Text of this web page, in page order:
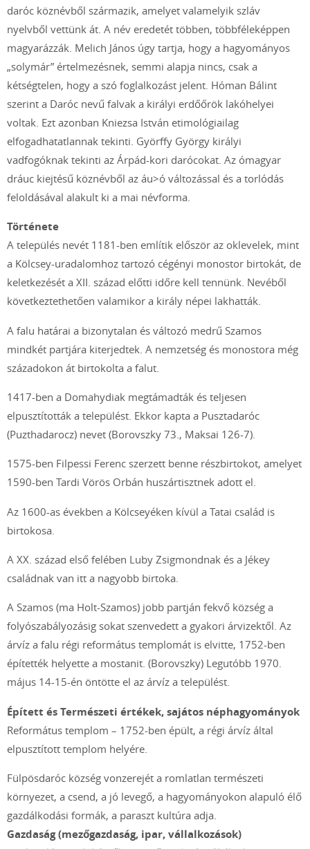
daróc köznévből származik, amelyet valamelyik szláv
nyelvből vettünk át. A név eredetét többen, többféleképpen
magyarázzák. Melich János úgy tartja, hogy a hagyományos
„solymár” értelmezésnek, semmi alapja nincs, csak a
kétségtelen, hogy a szó foglalkozást jelent. Hóman Bálint
szerint a Daróc nevű falvak a királyi erdőőrök lakóhelyei
voltak. Ezt azonban Kniezsa István etimológiailag
elfogadhatatlannak tekinti. Györffy György királyi
vadfogóknak tekinti az Árpád-kori darócokat. Az ómagyar
dráuc kiejtésű köznévből az áu>ó változással és a torlódás
feloldásával alakult ki a mai névforma.
Története
A település nevét 1181-ben említik először az oklevelek, mint
a Kölcsey-uradalomhoz tartozó cégényi monostor birtokát, de
keletkezését a XII. század előtti időre kell tennünk. Nevéből
következtethetően valamikor a király népei lakhatták.
A falu határai a bizonytalan és változó medrű Szamos
mindkét partjára kiterjedtek. A nemzetség és monostora még
századokon át birtokolta a falut.
1417-ben a Domahydiak megtámadták és teljesen
elpusztították a települést. Ekkor kapta a Pusztadaróc
(Puzthadarocz) nevet (Borovszky 73., Maksai 126-7).
1575-ben Filpessi Ferenc szerzett benne részbirtokot, amelyet
1590-ben Tardi Vörös Orbán huszártisztnek adott el.
Az 1600-as években a Kölcseyéken kívül a Tatai család is
birtokosa.
A XX. század első felében Luby Zsigmondnak és a Jékey
családnak van itt a nagyobb birtoka.
A Szamos (ma Holt-Szamos) jobb partján fekvő község a
folyószabályozásig sokat szenvedett a gyakori árvizektől. Az
árvíz a falu régi református templomát is elvitte, 1752-ben
építették helyette a mostanit. (Borovszky) Legutóbb 1970.
május 14-15-én öntötte el az árvíz a települést.
Épített és Természeti értékek, sajátos néphagyományok
Református templom – 1752-ben épült, a régi árvíz által
elpusztított templom helyére.
Fülpösdaróc község vonzerejét a romlatlan természeti
környezet, a csend, a jó levegő, a hagyományokon alapuló élő
gazdálkodási formák, a paraszt kultúra adja.
Gazdaság (mezőgazdaság, ipar, vállalkozások)